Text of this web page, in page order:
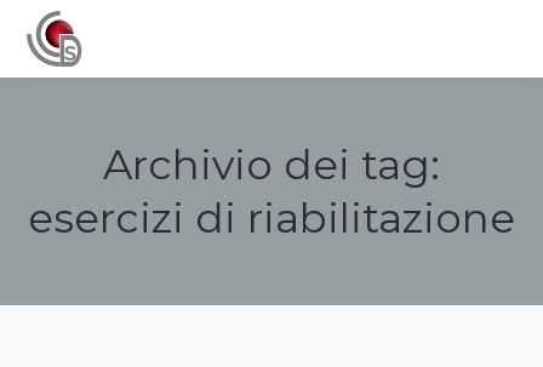
Archivio dei tag:
esercizi di riabilitazione